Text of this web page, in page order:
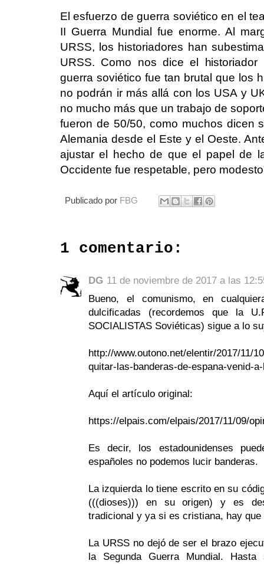
El esfuerzo de guerra soviético en el
II Guerra Mundial fue enorme. Al
URSS, los historiadores han
URSS. Como nos dice el
guerra soviético fue tan brutal que los
no podrán ir más allá con los USA y
no mucho más que un trabajo de
fueron de 50/50, como muchos dicen
Alemania desde el Este y el Oeste.
ajustar el hecho de que el papel de
Occidente fue respetable, pero
Publicado por FBG
1 comentario:
DG 11 de noviembre de 2017 a las
Bueno, el comunismo, en
dulcificadas (recordemos que la
SOCIALISTAS Soviéticas) sigue a lo
http://www.outono.net/elentir/2017/11/
quitar-las-banderas-de-espana-venid-
Aquí el artículo original:
https://elpais.com/elpais/2017/11/09/
Es decir, los estadounidenses
españoles no podemos lucir banderas.
La izquierda lo tiene escrito en su
(((dioses))) en su origen) y es
tradicional y ya si es cristiana, hay
La URSS no dejó de ser el brazo
la Segunda Guerra Mundial.